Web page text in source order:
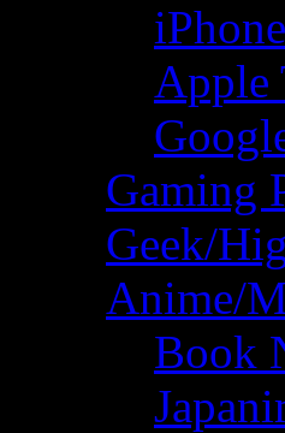
Apple
Gaming
Geek/
Anime/
Book